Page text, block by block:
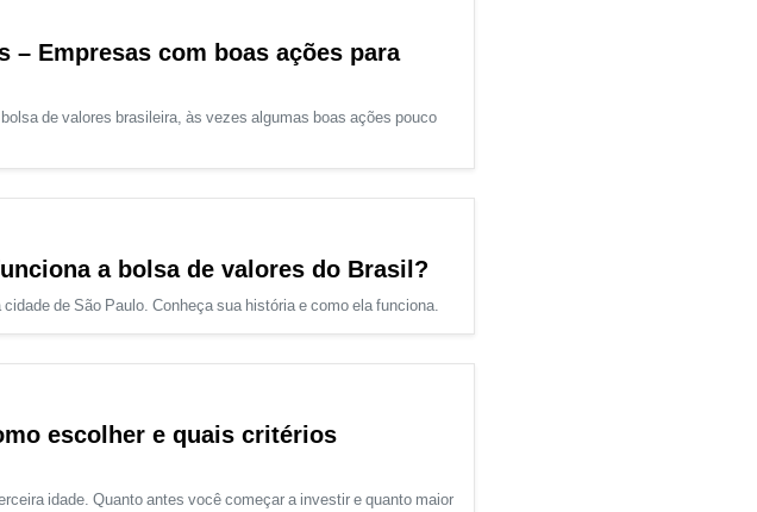
– Empresas com boas ações para
de valores brasileira, às vezes algumas boas ações pouco
a bolsa de valores do Brasil?
de São Paulo. Conheça sua história e como ela funciona.
escolher e quais critérios
idade. Quanto antes você começar a investir e quanto maior